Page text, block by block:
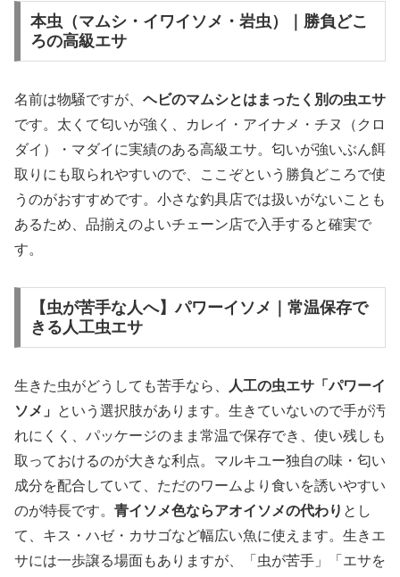
本虫（マムシ・イワイソメ・岩虫）｜勝負どこ
ろの高級エサ
名前は物騒ですが、 ヘビのマムシとはまったく別の虫エサ
です。太くて匂いが強く、カレイ・アイナメ・チヌ（クロ
ダイ）・マダイに実績のある高級エサ。匂いが強いぶん餌
取りにも取られやすいので、ここぞという勝負どころで使
うのがおすすめです。小さな釣具店では扱いがないことも
あるため、品揃えのよいチェーン店で入手すると確実で
す。
【虫が苦手な人へ】パワーイソメ｜常温保存で
きる人工虫エサ
生きた虫がどうしても苦手なら、
人工の虫エサ「パワーイ
ソメ」
という選択肢があります。生きていないので手が汚
れにくく、パッケージのまま常温で保存でき、使い残しも
取っておけるのが大きな利点。マルキユー独自の味・匂い
成分を配合していて、ただのワームより食いを誘いやすい
のが特長です。 青イソメ色ならアオイソメの代わり とし
て、キス・ハゼ・カサゴなど幅広い魚に使えます。生きエ
サには一歩譲る場面もありますが、「虫が苦手」「エサを